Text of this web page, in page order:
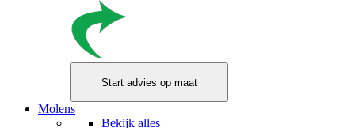
Molens
Bekijk alles